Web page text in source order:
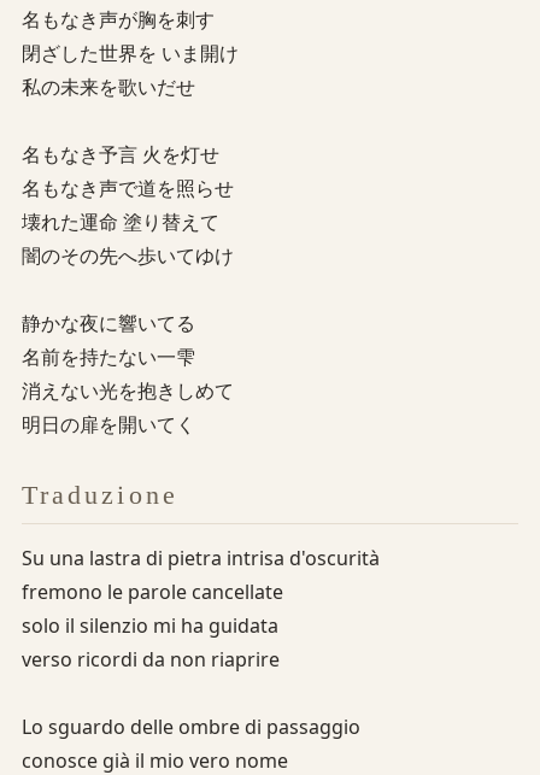
名もなき声が胸を刺す
閉ざした世界を いま開け
私の未来を歌いだせ
名もなき予言 火を灯せ
名もなき声で道を照らせ
壊れた運命 塗り替えて
闇のその先へ歩いてゆけ
静かな夜に響いてる
名前を持たない一雫
消えない光を抱きしめて
明日の扉を開いてく
Traduzione
Su una lastra di pietra intrisa d'oscurità
fremono le parole cancellate
solo il silenzio mi ha guidata
verso ricordi da non riaprire
Lo sguardo delle ombre di passaggio
conosce già il mio vero nome